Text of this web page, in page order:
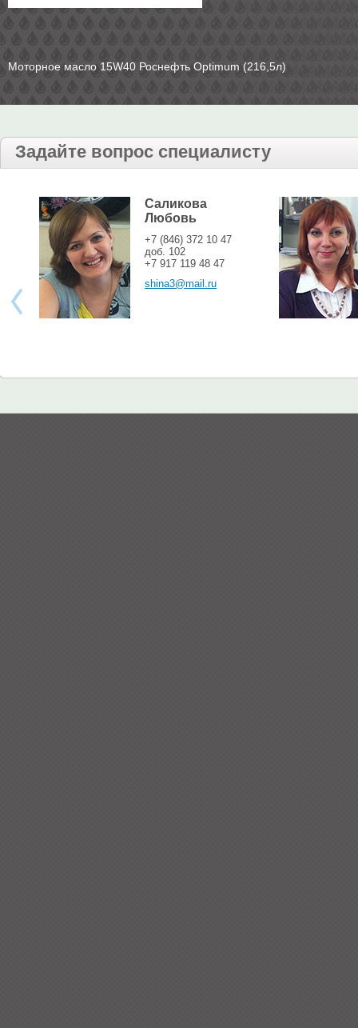
Моторное масло 15W40 Роснефть Optimum (216,5л)
Задайте вопрос специалисту
Саликова
Любовь
+7 (846) 372 10 47
доб. 102
+7 917 119 48 47
shina3@mail.ru